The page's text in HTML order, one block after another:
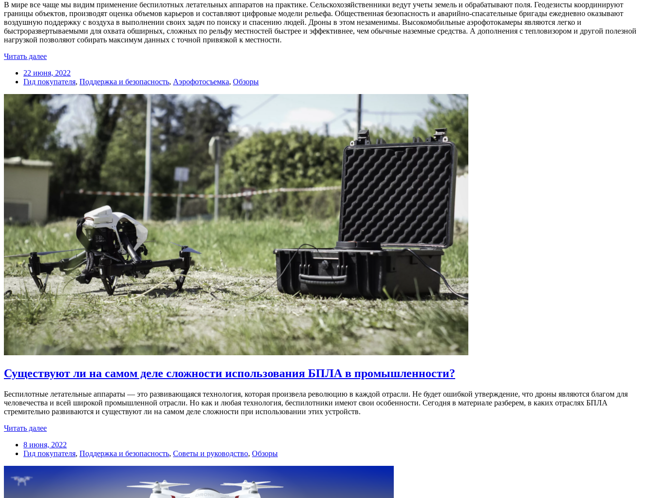
В мире все чаще мы видим применение беспилотных летательных аппаратов на практике. Сельскохозяйственники ведут учеты земель и обрабатывают поля. Геодезисты координируют
границы объектов, производят оценка объемов карьеров и составляют цифровые модели рельефа. Общественная безопасность и аварийно-спасательные бригады ежедневно оказывают
воздушную поддержку с воздуха в выполнении своих задач по поиску и спасению людей. Дроны в этом незаменимы. Высокомобильные аэрофотокамеры являются легко и
быстроразвертываемыми для охвата обширных, сложных по рельфу местностей быстрее и эффективнее, чем обычные наземные средства. А дополнения с тепловизором и другой полезной
нагрузкой позволяют собирать максимум данных с точной привязкой к местности.
Читать далее
22 июня, 2022
Гид покупателя, Поддержка и безопасность, Аэрофотосъемка, Обзоры
Существуют ли на самом деле сложности использования БПЛА в промышленности?
Беспилотные летательные аппараты — это развивающаяся технология, которая произвела революцию в каждой отрасли. Не будет ошибкой утверждение, что дроны являются благом для
человечества и всей широкой промышленной отрасли. Но как и любая технология, беспилотники имеют свои особенности. Сегодня в материале разберем, в каких отраслях БПЛА
стремительно развиваются и существуют ли на самом деле сложности при использовании этих устройств.
Читать далее
8 июня, 2022
Гид покупателя, Поддержка и безопасность, Советы и руководство, Обзоры